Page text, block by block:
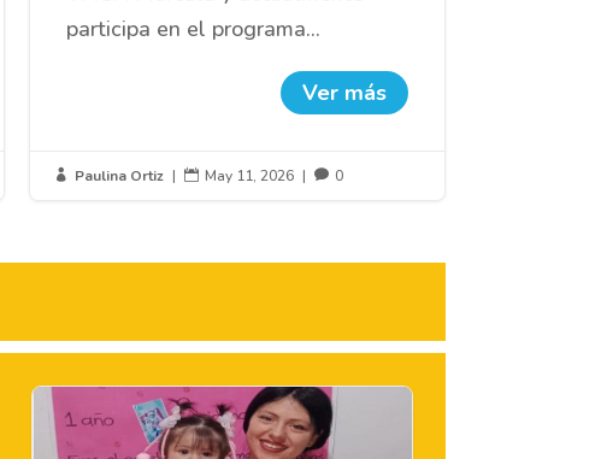
participa en el programa...
Ver más
 Paulina Ortiz |  May 11, 2026 |  0